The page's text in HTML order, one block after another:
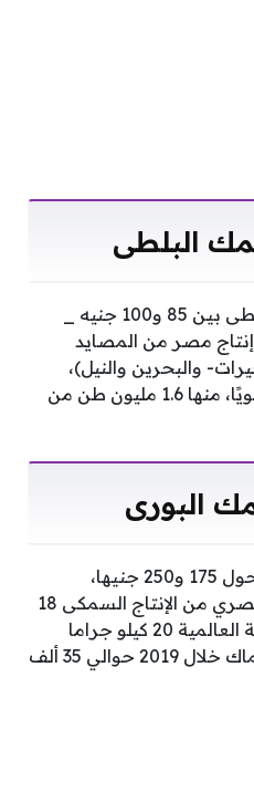
البلطى
وتراوحت أسعار السمك البلطى بين 85 و100 جنيه _
مصر من المصايد
(البحيرات- والبحرين والنيل)،
وتنتج مصر 2 مليون طن سنويًا، منها 1.6 مليون طن من
البورى
ودارت أسعار سمك البورى حول 175 و250 جنيها،
ويسجل نصيب المواطن المصري من الإنتاج السمكى 18
كيلو جراما، فيما تصل النسبة العالمية 20 كيلو جراما
سنويًا، وبلغت صادرات الأسماك خلال 2019 حوالي 35 ألف